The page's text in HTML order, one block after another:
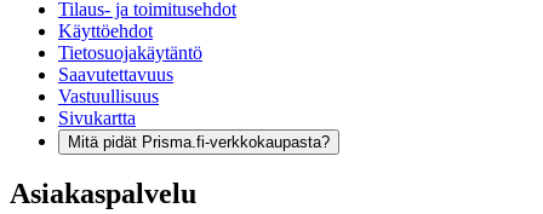
Tilaus- ja toimitusehdot
Käyttöehdot
Tietosuojakäytäntö
Saavutettavuus
Vastuullisuus
Sivukartta
Mitä pidät Prisma.fi-verkkokaupasta?
Asiakaspalvelu